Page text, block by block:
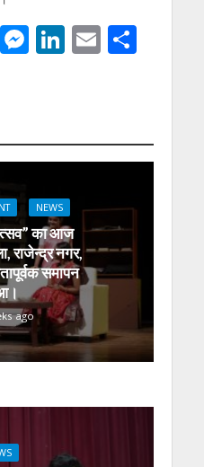
M
n
er
Li
dI
E S
NEWS
का आज
राजेन्द्र नगर,
समापन
ago